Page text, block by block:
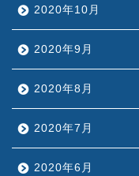
2020年10月
2020年9月
2020年8月
2020年7月
2020年6月